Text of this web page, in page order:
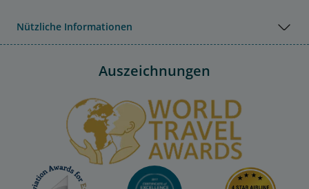
Nützliche Informationen
Auszeichnungen